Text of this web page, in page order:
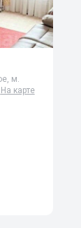
м.
На карте